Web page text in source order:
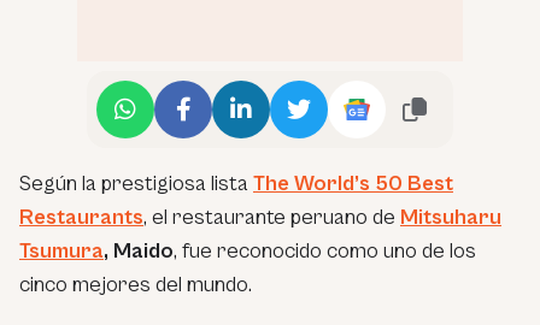
Según la prestigiosa lista The World’s 50 Best
Restaurants, el restaurante peruano de Mitsuharu
Tsumura, Maido, fue reconocido como uno de los
cinco mejores del mundo.